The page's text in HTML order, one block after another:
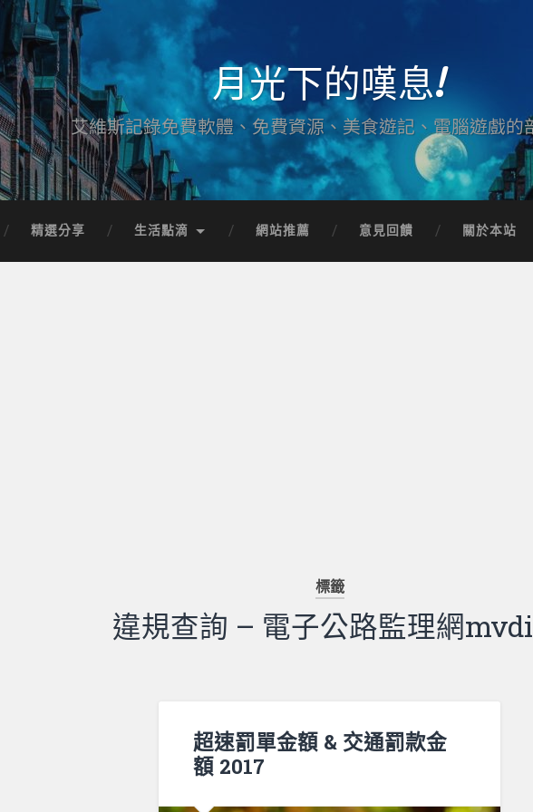
月光下的嘆息!
艾維斯記錄免費軟體、免費資源、美食遊記、電腦遊戲的
精選分享 生活點滴 網站推薦 意見回饋 關於本站
標籤
違規查詢 – 電子公路監理網
超速罰單金額 & 交通罰款金
額 2017